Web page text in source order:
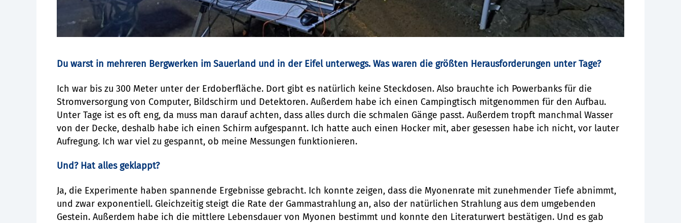
Du warst in mehreren Bergwerken im Sauerland und in der Eifel unterwegs. Was waren die größten Herausforderungen unter Tage?
Ich war bis zu 300 Meter unter der Erdoberfläche. Dort gibt es natürlich keine Steckdosen. Also brauchte ich Powerbanks für die
Stromversorgung von Computer, Bildschirm und Detektoren. Außerdem habe ich einen Campingtisch mitgenommen für den Aufbau.
Unter Tage ist es oft eng, da muss man darauf achten, dass alles durch die schmalen Gänge passt. Außerdem tropft manchmal Wasser
von der Decke, deshalb habe ich einen Schirm aufgespannt. Ich hatte auch einen Hocker mit, aber gesessen habe ich nicht, vor lauter
Aufregung. Ich war viel zu gespannt, ob meine Messungen funktionieren.
Und? Hat alles geklappt?
Ja, die Experimente haben spannende Ergebnisse gebracht. Ich konnte zeigen, dass die Myonenrate mit zunehmender Tiefe abnimmt,
und zwar exponentiell. Gleichzeitig steigt die Rate der Gammastrahlung an, also der natürlichen Strahlung aus dem umgebenden
Gestein. Außerdem habe ich die mittlere Lebensdauer von Myonen bestimmt und konnte den Literaturwert bestätigen. Und es gab